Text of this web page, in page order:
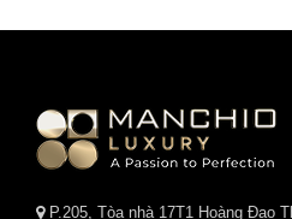
P.205, Tòa nhà 17T1 Hoàng Đạo